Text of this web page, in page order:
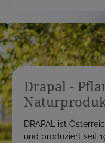
Drapal -
DRAPAL ist
und produziert seit